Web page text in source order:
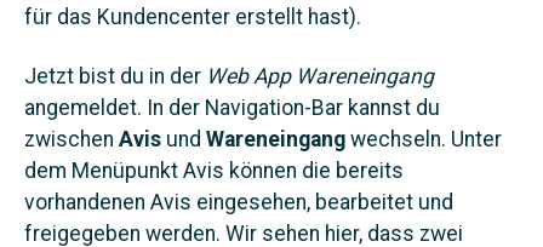
für das Kundencenter erstellt hast).
Jetzt bist du in der Web App Wareneingang
angemeldet. In der Navigation-Bar kannst du
zwischen Avis und Wareneingang wechseln. Unter
dem Menüpunkt Avis können die bereits
vorhandenen Avis eingesehen, bearbeitet und
freigegeben werden. Wir sehen hier, dass zwei